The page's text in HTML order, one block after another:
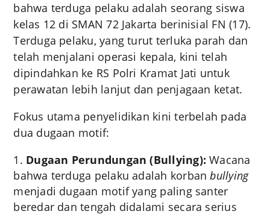
bahwa terduga pelaku adalah seorang siswa
kelas 12 di SMAN 72 Jakarta berinisial FN (17).
Terduga pelaku, yang turut terluka parah dan
telah menjalani operasi kepala, kini telah
dipindahkan ke RS Polri Kramat Jati untuk
perawatan lebih lanjut dan penjagaan ketat.
Fokus utama penyelidikan kini terbelah pada
dua dugaan motif:
Dugaan Perundungan (Bullying): Wacana
bahwa terduga pelaku adalah korbanbullying
menjadi dugaan motif yang paling santer
beredar dan tengah didalami secara serius